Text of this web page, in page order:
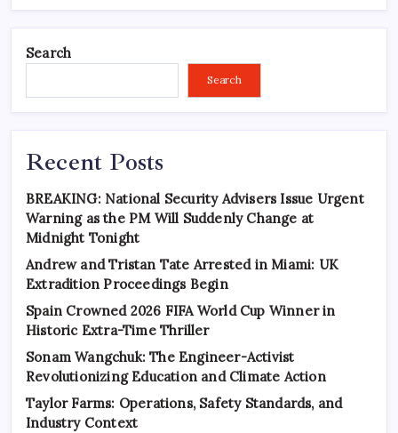
Search
Search
Recent Posts
BREAKING: National Security Advisers Issue Urgent
Warning as the PM Will Suddenly Change at
Midnight Tonight
Andrew and Tristan Tate Arrested in Miami: UK
Extradition Proceedings Begin
Spain Crowned 2026 FIFA World Cup Winner in
Historic Extra-Time Thriller
Sonam Wangchuk: The Engineer-Activist
Revolutionizing Education and Climate Action
Taylor Farms: Operations, Safety Standards, and
Industry Context